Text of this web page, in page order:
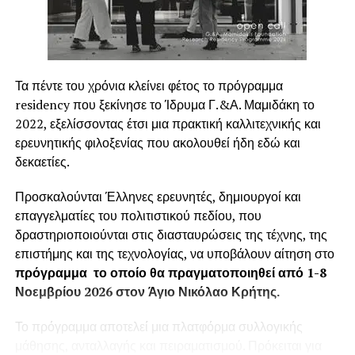
Ποια είναι τα κίνητρα :
Η διαδικασία παραχώρησης κινήτρων για την
αποτελεσματικότερη απόδοση και την ταχύτατη
προσαρμογή των νέων στελεχών εγκυμονεί κινδύνους
και αρκετές φορές προκαλεί αδιέξοδα στην ίδια την
επιχείρηση.
Πρώτον
εργαζόμενου δεν ταυτίζονται με του στόχους του
επιχειρηματία
Δεύτερονγιατί το αναμενόμενο αποτέλεσμα
προσδοκιών και σχέσης μεταξύ εργαζόμενου και
εργοδότη δεν βασίζονται στο ίδιο οικονομικό, κοινωνικό
και στοχευμένο ορθολογιστικά μοντέλο Διοίκησης.
Τα πέντε του χρόνια κλείνει φέτος το πρόγραμμα
residency που ξεκίνησε το Ίδρυμα Γ.&Α. Μαμιδάκη το
2022, εξελίσσοντας έτσι μια πρακτική καλλιτεχνικής και
ερευνητικής φιλοξενίας που ακολουθεί ήδη εδώ και
δεκαετίες.
Προσκαλούνται Έλληνες ερευνητές, δημιουργοί και
επαγγελματίες του πολιτιστικού πεδίου, που
δραστηριοποιούνται στις διασταυρώσεις της τέχνης, της
επιστήμης και της τεχνολογίας, να υποβάλουν αίτηση στο
πρόγραμμα το οποίο θα πραγματοποιηθεί από 1-8
Νοεμβρίου 2026 στον Άγιο Νικόλαο Κρήτης.
Το πρόγραμμα αποτελεί μια πλατφόρμα συλλογικής